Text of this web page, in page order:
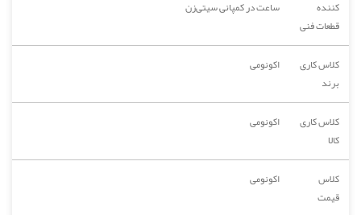
کننده
قطعات فنی
ساعت در کمپانی سیتی‌زن
کلاس کاری
برند
اکونومی
کلاس کاری
کالا
اکونومی
کلاس
قیمت
اکونومی